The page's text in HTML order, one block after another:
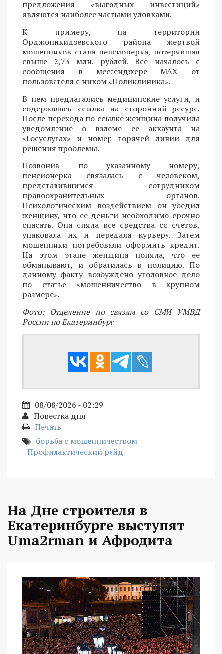
предложения «выгодных инвестиций»
являются наиболее частыми уловками.
К примеру, на территории
Орджоникидзевского района жертвой
мошенников стала пенсионерка, потерявшая
свыше 2,73 млн. рублей. Все началось с
сообщения в мессенджере MAX от
пользователя с ником «Поликлиника».
В нем предлагались медицинские услуги, и
содержалась ссылка на сторонний ресурс.
После перехода по ссылке женщина получила
уведомление о взломе ее аккаунта на
«Госуслугах» и номер горячей линии для
решения проблемы.
Позвонив по указанному номеру,
пенсионерка связалась с человеком,
представившимся сотрудником
правоохранительных органов.
Психологическим воздействием он убедил
женщину, что ее деньги необходимо срочно
спасать. Она сняла все средства со счетов,
упаковала их и передала курьеру. Затем
мошенники потребовали оформить кредит.
На этом этапе женщина поняла, что ее
обманывают, и обратилась в полицию. По
данному факту возбуждено уголовное дело
по статье «мошенничество в крупном
размере».
Фото: Отделение по связям со СМИ УМВД
России по Екатеринбург
08/08/2026 - 02:29
Повестка дня
Печать
борьба с мошенничеством
Профилактический рейд
На Дне строителя в
Екатеринбурге выступят
Uma2rman и Афродита